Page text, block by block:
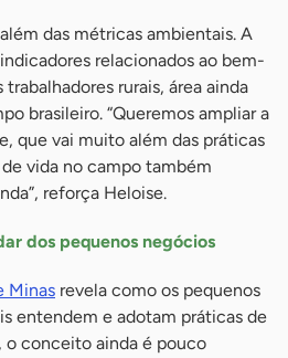
das métricas ambientais. A
relacionados ao bem-
rurais, área ainda
brasileiro. “Queremos ampliar a
que vai muito além das práticas
vida no campo também
reforça Heloise.
dos pequenos negócios
Minas revela como os pequenos
entendem e adotam práticas de
o conceito ainda é pouco